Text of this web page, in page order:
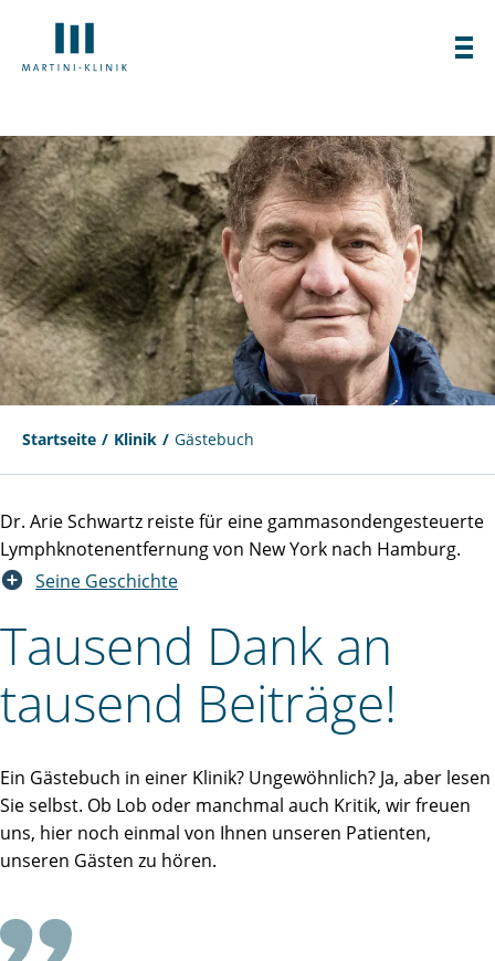
Startseite Klinik Gästebuch
Dr. Arie Schwartz reiste für eine gammasondengesteuerte
Lymphknotenentfernung von New York nach Hamburg.
Seine Geschichte
Tausend Dank an
tausend Beiträge!
Ein Gästebuch in einer Klinik? Ungewöhnlich? Ja, aber lesen
Sie selbst. Ob Lob oder manchmal auch Kritik, wir freuen
uns, hier noch einmal von Ihnen unseren Patienten,
unseren Gästen zu hören.